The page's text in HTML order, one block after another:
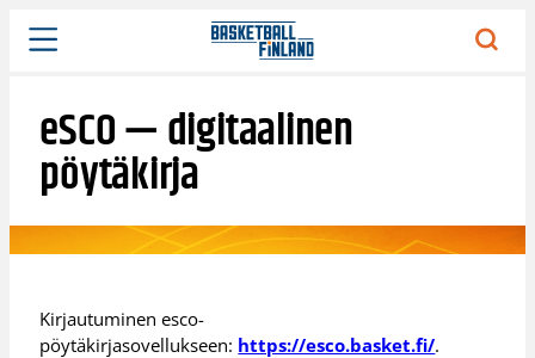
Siirry
sisältöön
eSCO — digitaalinen
pöytäkirja
Kirjautuminen esco-
pöytäkirjasovellukseen: https://esco.basket.fi/.